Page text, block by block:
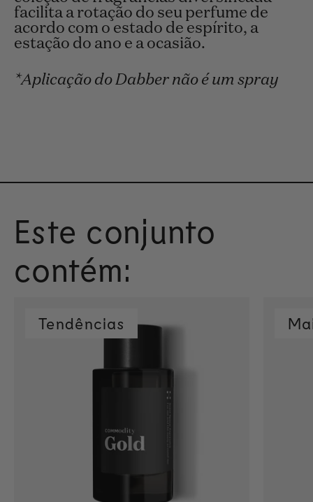
facilita a rotação do seu perfume de
acordo com o estado de espírito, a
estação do ano e a ocasião.
*Aplicação do Dabber não é um spray
Este conjunto
contém:
Tendências